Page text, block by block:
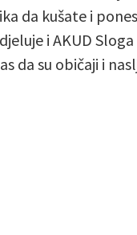
da kušate i
i AKUD Sloga
da su običaji i